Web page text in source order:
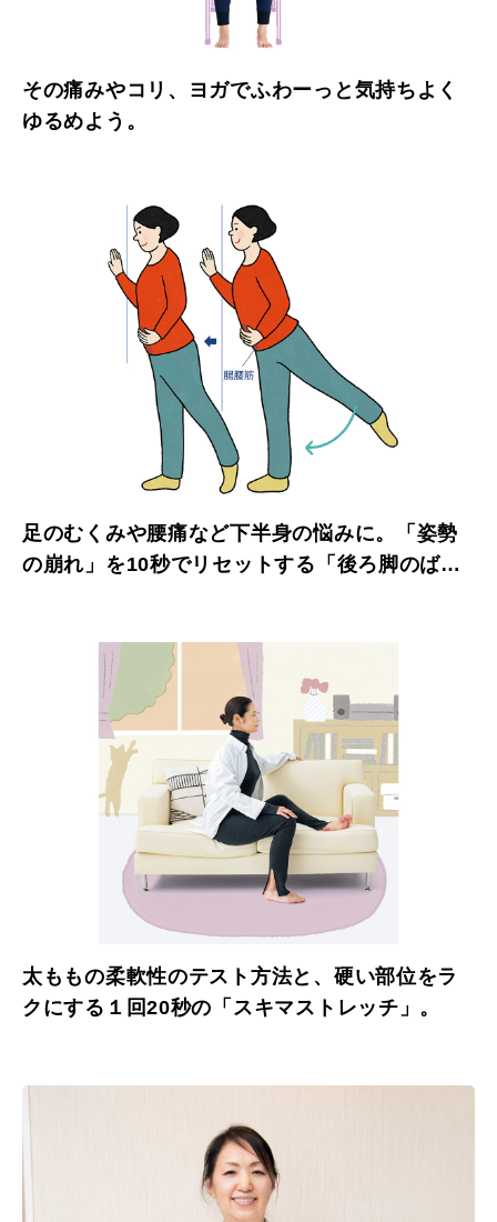
その痛みやコリ、ヨガでふわーっと気持ちよく
ゆるめよう。
足のむくみや腰痛など下半身の悩みに。「姿勢
の崩れ」を10秒でリセットする「後ろ脚のば
太ももの柔軟性のテスト方法と、硬い部位をラ
クにする１回20秒の「スキマストレッチ」。